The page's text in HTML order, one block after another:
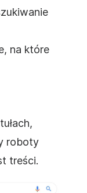
na które
roboty
treści.